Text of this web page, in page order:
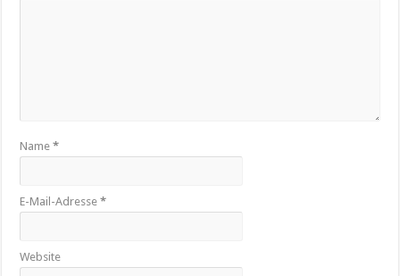
Name*
E-Mail-Adresse*
Website